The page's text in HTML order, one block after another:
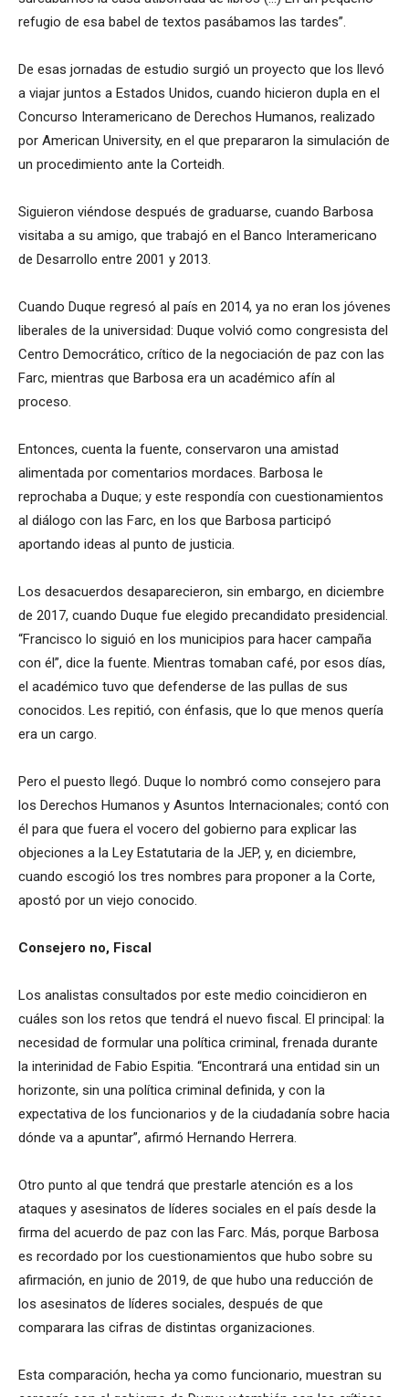
refugio de esa babel de textos pasábamos las tardes”.
De esas jornadas de estudio surgió un proyecto que los llevó
a viajar juntos a Estados Unidos, cuando hicieron dupla en el
Concurso Interamericano de Derechos Humanos, realizado
por American University, en el que prepararon la simulación de
un procedimiento ante la Corteidh.
Siguieron viéndose después de graduarse, cuando Barbosa
visitaba a su amigo, que trabajó en el Banco Interamericano
de Desarrollo entre 2001 y 2013.
Cuando Duque regresó al país en 2014, ya no eran los jóvenes
liberales de la universidad: Duque volvió como congresista del
Centro Democrático, crítico de la negociación de paz con las
Farc, mientras que Barbosa era un académico afín al
proceso.
Entonces, cuenta la fuente, conservaron una amistad
alimentada por comentarios mordaces. Barbosa le
reprochaba a Duque; y este respondía con cuestionamientos
al diálogo con las Farc, en los que Barbosa participó
aportando ideas al punto de justicia.
Los desacuerdos desaparecieron, sin embargo, en diciembre
de 2017, cuando Duque fue elegido precandidato presidencial.
“Francisco lo siguió en los municipios para hacer campaña
con él”, dice la fuente. Mientras tomaban café, por esos días,
el académico tuvo que defenderse de las pullas de sus
conocidos. Les repitió, con énfasis, que lo que menos quería
era un cargo.
Pero el puesto llegó. Duque lo nombró como consejero para
los Derechos Humanos y Asuntos Internacionales; contó con
él para que fuera el vocero del gobierno para explicar las
objeciones a la Ley Estatutaria de la JEP, y, en diciembre,
cuando escogió los tres nombres para proponer a la Corte,
apostó por un viejo conocido.
Consejero no, Fiscal
Los analistas consultados por este medio coincidieron en
cuáles son los retos que tendrá el nuevo fiscal. El principal: la
necesidad de formular una política criminal, frenada durante
la interinidad de Fabio Espitia. “Encontrará una entidad sin un
horizonte, sin una política criminal definida, y con la
expectativa de los funcionarios y de la ciudadanía sobre hacia
dónde va a apuntar”, afirmó Hernando Herrera.
Otro punto al que tendrá que prestarle atención es a los
ataques y asesinatos de líderes sociales en el país desde la
firma del acuerdo de paz con las Farc. Más, porque Barbosa
es recordado por los cuestionamientos que hubo sobre su
afirmación, en junio de 2019, de que hubo una reducción de
los asesinatos de líderes sociales, después de que
comparara las cifras de distintas organizaciones.
Esta comparación, hecha ya como funcionario, muestran su